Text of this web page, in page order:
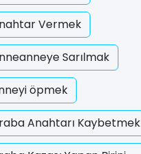
Vermek
Sarılmak
öpmek
Anahtarı Kaybetmek